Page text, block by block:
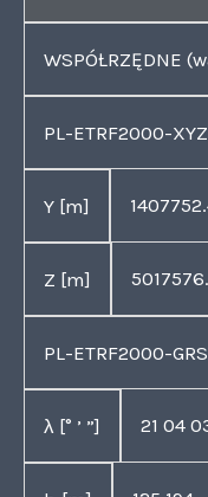
WSPÓŁRZĘDNE
PL-ETRF2000-
Y [m]
Z [m]
PL-ETRF2000-
λ [° ’ ”] 21 04